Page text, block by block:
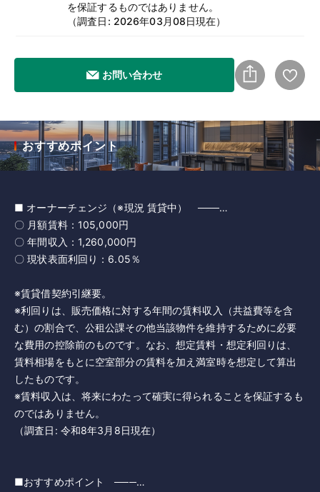
を保証するものではありません。
（調査日: 2026年03月08日現在）
お問い合わせ
おすすめポイント
■ オーナーチェンジ（※現況 賃貸中） ───…
〇 月額賃料：105,000円
〇 年間収入：1,260,000円
〇 現状表面利回り：6.05％
※賃貸借契約引継要。
※利回りは、販売価格に対する年間の賃料収入（共益費等を含
む）の割合で、公租公課その他当該物件を維持するために必要
な費用の控除前のものです。なお、想定賃料・想定利回りは、
賃料相場をもとに空室部分の賃料を加え満室時を想定して算出
したものです。
※賃料収入は、将来にわたって確実に得られることを保証するも
のではありません。
（調査日: 令和8年3月8日現在）
■おすすめポイント ───…